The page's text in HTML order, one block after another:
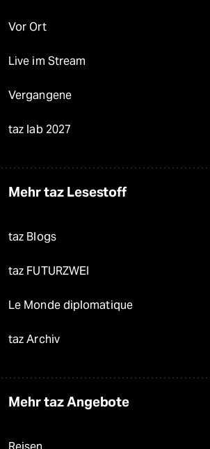
Vor Ort
Live im Stream
Vergangene
taz lab 2027
Mehr taz Lesestoff
taz Blogs
taz FUTURZWEI
Le Monde diplomatique
taz Archiv
Mehr taz Angebote